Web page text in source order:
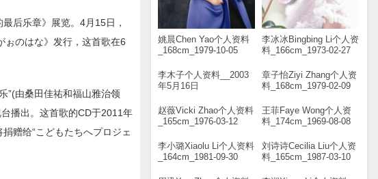
姚晨Chen Yao个人资料
_168cm_1979-10-05
李冰冰Bingbing Li个人资
料_166cm_1973-02-27
李木子个人资料__2003
年5月16日
章子怡Ziyi Zhang个人资
料_168cm_1979-02-09
赵薇Vicki Zhao个人资料
_165cm_1976-03-12
王菲Faye Wong个人资
料_174cm_1969-08-08
李小璐Xiaolu Li个人资料
_164cm_1981-09-30
刘诗诗Cecilia Liu个人资
料_165cm_1987-03-10
后乐章》展览。4月15日，
ぉのはな》发行，这首歌在6
”(由桑田佳祐和福山雅治领
播出。这首歌的CD于2011年
赠给“こどもたちへプロジェ